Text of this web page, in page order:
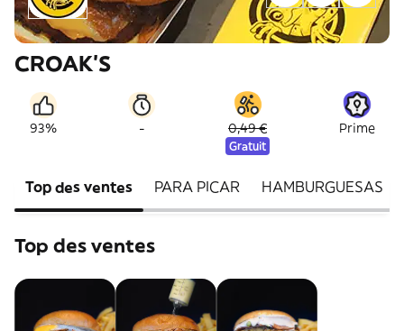
CROAK'S
93% - 0,49 €
Gratuit
Prime
Top des ventes PARA PICAR HAMBURGUESAS
Top des ventes